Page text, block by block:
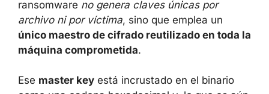
ransomware no genera claves únicas por
archivo ni por víctima, sino que emplea un
único maestro de cifrado reutilizado en toda la
máquina comprometida.
Ese master key está incrustado en el binario